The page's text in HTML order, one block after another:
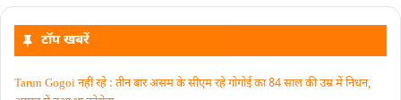
टॉप खबरें
Tarun Gogoi नहीं रहे : तीन बार असम के सीएम रहे गोगोई का 84 साल की उम्र में निधन,